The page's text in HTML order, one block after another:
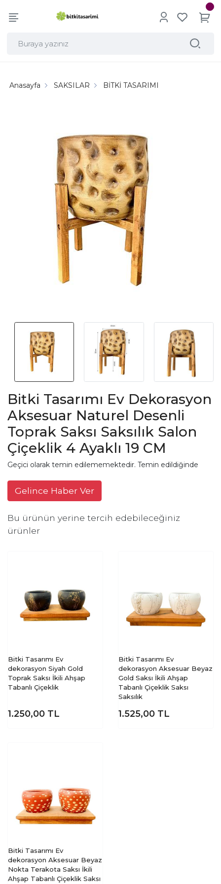
Anasayfa SAKSILAR BİTKİ TASARIMI
Bitki Tasarımı Ev Dekorasyon
Aksesuar Naturel Desenli
Toprak Saksı Saksılık Salon
Çiçeklik 4 Ayaklı 19 CM
Geçici olarak temin edilememektedir. Temin edildiğinde
Gelince Haber Ver
Bu ürünün yerine tercih edebileceğiniz
ürünler
Bitki Tasarımı Ev
dekorasyon Siyah Gold
Toprak Saksı İkili Ahşap
Tabanlı Çiçeklik
1.250,00 TL
Bitki Tasarımı Ev
dekorasyon Aksesuar Beyaz
Gold Saksı İkili Ahşap
Tabanlı Çiçeklik Saksı
Saksılık
1.525,00 TL
Bitki Tasarımı Ev
dekorasyon Aksesuar Beyaz
Nokta Terakota Saksı İkili
Ahşap Tabanlı Çiçeklik Saksı